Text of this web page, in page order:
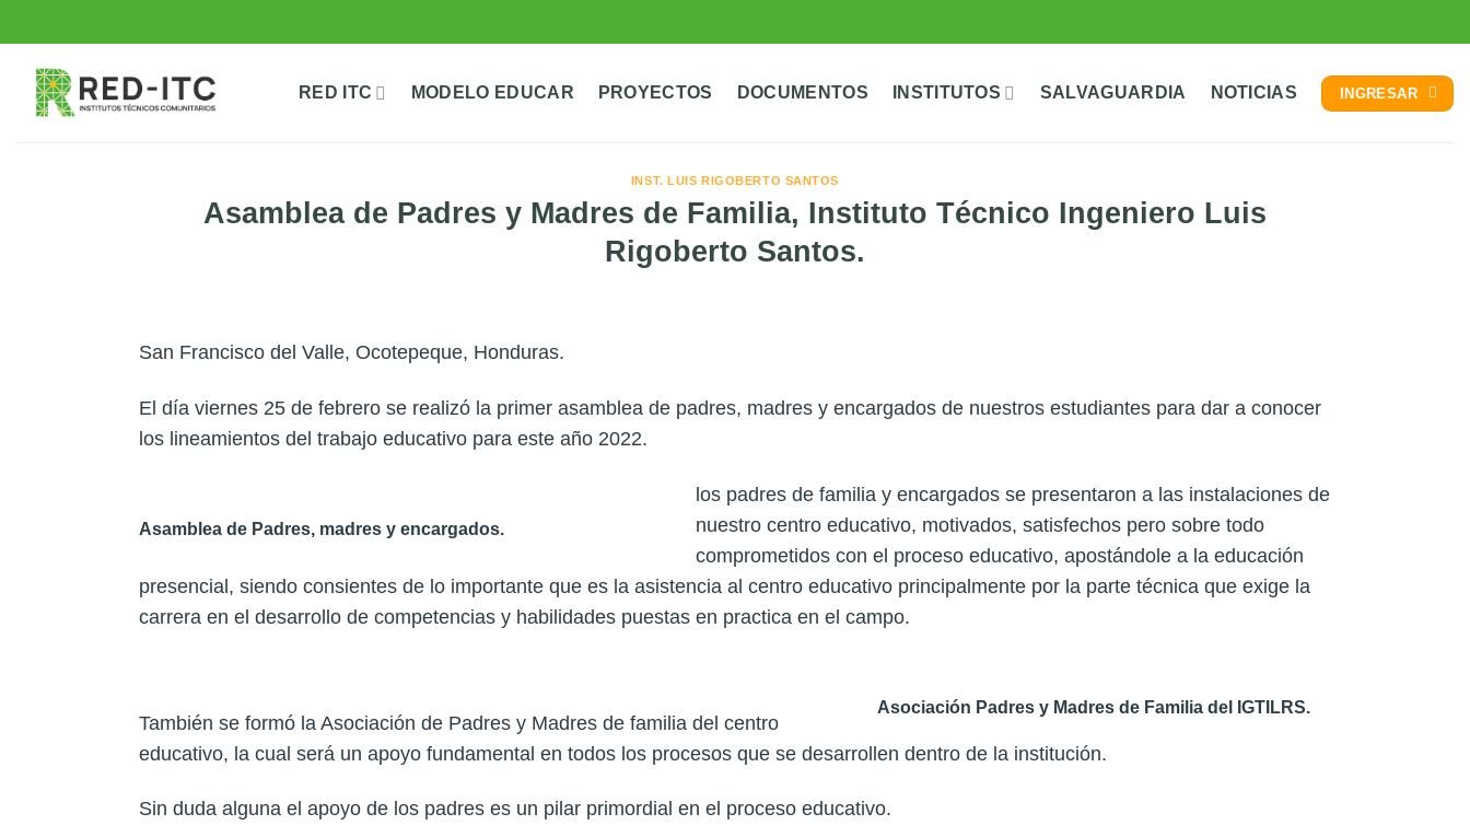
al
contenido
RED ITC
MODELO EDUCAR PROYECTOS DOCUMENTOS INSTITUTOS SALVAGUARDIA NOTICIAS INGRESAR
INST. LUIS RIGOBERTO SANTOS
Asamblea de Padres y Madres de Familia, Instituto Técnico Ingeniero Luis
Rigoberto Santos.
San Francisco del Valle, Ocotepeque, Honduras.
El día viernes 25 de febrero se realizó la primer asamblea de padres, madres y encargados de nuestros estudiantes para dar a conocer
los lineamientos del trabajo educativo para este año 2022.
Asamblea de Padres, madres y encargados.
los padres de familia y encargados se presentaron a las instalaciones de
nuestro centro educativo, motivados, satisfechos pero sobre todo
comprometidos con el proceso educativo, apostándole a la educación
presencial, siendo consientes de lo importante que es la asistencia al centro educativo principalmente por la parte técnica que exige la
carrera en el desarrollo de competencias y habilidades puestas en practica en el campo.
Asociación Padres y Madres de Familia del IGTILRS.
También se formó la Asociación de Padres y Madres de familia del centro
educativo, la cual será un apoyo fundamental en todos los procesos que se desarrollen dentro de la institución.
Sin duda alguna el apoyo de los padres es un pilar primordial en el proceso educativo.